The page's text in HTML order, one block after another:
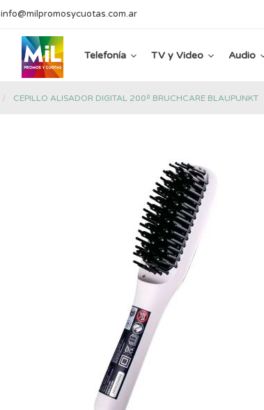
info@milpromosycuotas.com.ar
Telefonía TV y Video Audio
CEPILLO ALISADOR DIGITAL 200º BRUCHCARE BLAUPUNKT